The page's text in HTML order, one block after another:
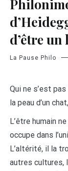
d’être un
La Pause Philo
Qui ne s’est
la peau d’un
L’être humain
occupe dans
L’altérité, il la
autres cultures,